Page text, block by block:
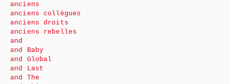
anciens
anciens collègues
anciens droits
anciens rebelles
and
and Baby
and Global
and Last
and The